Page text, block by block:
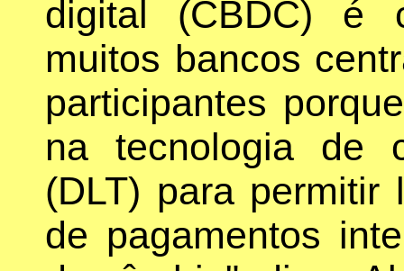
digital (CBDC) é
muitos bancos
participantes
na tecnologia de
(DLT) para permitir
de pagamentos